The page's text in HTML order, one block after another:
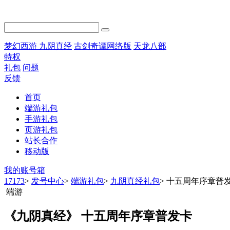
梦幻西游 九阴真经 古剑奇谭网络版 天龙八部
特权
礼包 问题
反馈
首页
端游礼包
手游礼包
页游礼包
站长合作
移动版
我的账号箱
17173> 发号中心> 端游礼包> 九阴真经礼包> 十五周年序章普
端游
《九阴真经》 十五周年序章普发卡